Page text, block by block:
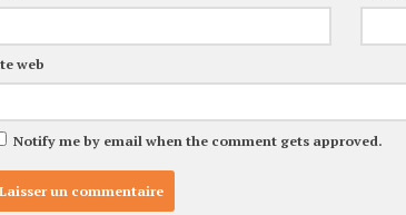
web
Notify me by email when the comment gets approved.